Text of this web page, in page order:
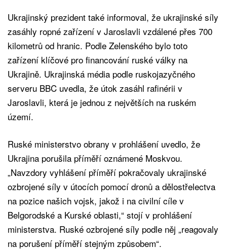
Ukrajinský prezident také informoval, že ukrajinské síly
zasáhly ropné zařízení v Jaroslavli vzdálené přes 700
kilometrů od hranic. Podle Zelenského bylo toto
zařízení klíčové pro financování ruské války na
Ukrajině. Ukrajinská média podle ruskojazyčného
serveru BBC uvedla, že útok zasáhl rafinérii v
Jaroslavli, která je jednou z největších na ruském
území.
Ruské ministerstvo obrany v prohlášení uvedlo, že
Ukrajina porušila příměří oznámené Moskvou.
„Navzdory vyhlášení příměří pokračovaly ukrajinské
ozbrojené síly v útocích pomocí dronů a dělostřelectva
na pozice našich vojsk, jakož i na civilní cíle v
Belgorodské a Kurské oblasti,“ stojí v prohlášení
ministerstva. Ruské ozbrojené síly podle něj „reagovaly
na porušení příměří stejným způsobem“.